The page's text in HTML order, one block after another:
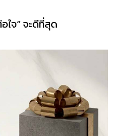
ใจ” จะดีที่สุด